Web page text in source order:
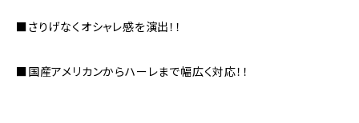
■さりげなくオシャレ感を演出！！
■国産アメリカンからハーレまで幅広く対応！！